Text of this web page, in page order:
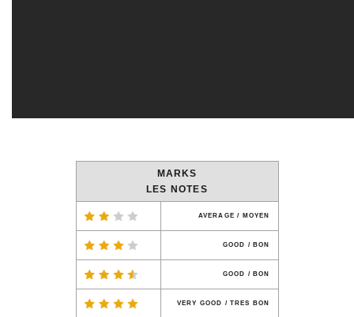
MARKS
LES NOTES
AVERAGE / MOYEN
GOOD / BON
GOOD / BON
VERY GOOD / TRES BON